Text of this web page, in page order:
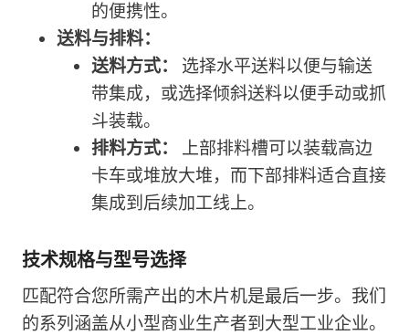
的便携性。
送料与排料：
送料方式：
选择水平送料以便与输送
带集成，或选择倾斜送料以便手动或抓
斗装载。
排料方式：
上部排料槽可以装载高边
卡车或堆放大堆，而下部排料适合直接
集成到后续加工线上。
技术规格与型号选择
匹配符合您所需产出的木片机是最后一步。我们
的系列涵盖从小型商业生产者到大型工业企业。